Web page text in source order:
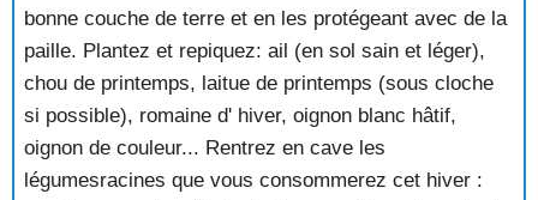
bonne couche de terre et en les protégeant avec de la
paille. Plantez et repiquez: ail (en sol sain et léger),
chou de printemps, laitue de printemps (sous cloche
si possible), romaine d' hiver, oignon blanc hâtif,
oignon de couleur... Rentrez en cave les
légumesracines que vous consommerez cet hiver :